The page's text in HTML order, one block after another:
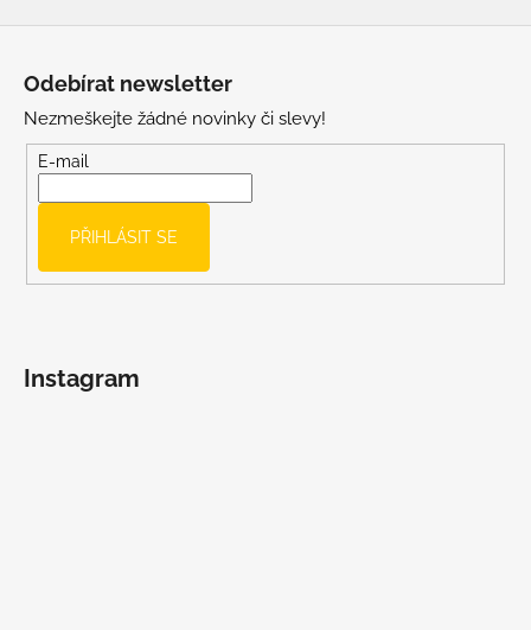
Odebírat newsletter
Nezmeškejte žádné novinky či slevy!
E-mail
PŘIHLÁSIT SE
Instagram